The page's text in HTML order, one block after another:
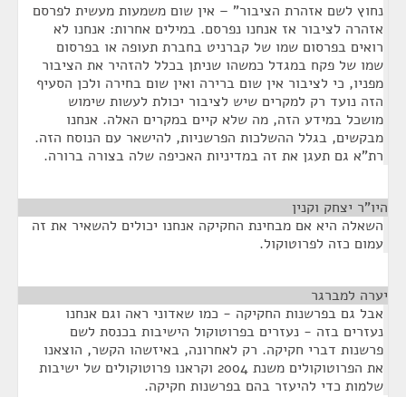
נחוץ לשם אזהרת הציבור" – אין שום משמעות מעשית לפרסם
אזהרה לציבור אז אנחנו נפרסם. במילים אחרות: אנחנו לא
רואים בפרסום שמו של קברניט בחברת תעופה או בפרסום
שמו של פקח במגדל כמשהו שניתן בכלל להזהיר את הציבור
מפניו, כי לציבור אין שום ברירה ואין שום בחירה ולכן הסעיף
הזה נועד רק למקרים שיש לציבור יכולת לעשות שימוש
מושכל במידע הזה, מה שלא קיים במקרים האלה. אנחנו
מבקשים, בגלל ההשלכות הפרשניות, להישאר עם הנוסח הזה.
רת"א גם תעגן את זה במדיניות האכיפה שלה בצורה ברורה.
היו"ר יצחק וקנין
השאלה היא אם מבחינת החקיקה אנחנו יכולים להשאיר את זה
עמום כזה לפרוטוקול.
יערה למברגר
אבל גם בפרשנות החקיקה - כמו שאדוני ראה וגם אנחנו
נעזרים בזה - נעזרים בפרוטוקול הישיבות בכנסת לשם
פרשנות דברי חקיקה. רק לאחרונה, באיזשהו הקשר, הוצאנו
את הפרוטוקולים משנת 2004 וקראנו פרוטוקולים של ישיבות
שלמות כדי להיעזר בהם בפרשנות חקיקה.